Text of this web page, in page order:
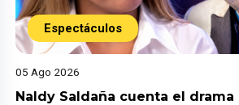
Espectáculos
05 Ago 2026
Naldy Saldaña cuenta el